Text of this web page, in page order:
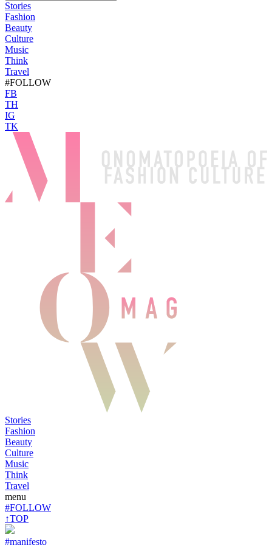
Stories
Fashion
Beauty
Culture
Music
Think
Travel
#FOLLOW
FB
TH
IG
TK
Stories
Fashion
Beauty
Culture
Music
Think
Travel
menu
#FOLLOW
↑TOP
#manifesto